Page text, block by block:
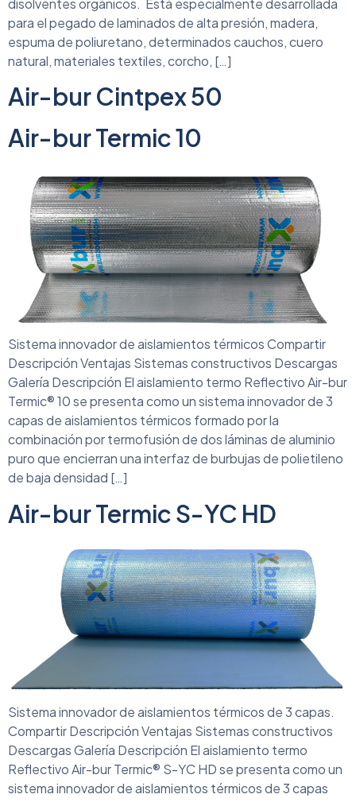
para el pegado de laminados de alta presión, madera,
espuma de poliuretano, determinados cauchos, cuero
natural, materiales textiles, corcho, […]
Air-bur Cintpex 50
Air-bur Termic 10
Sistema innovador de aislamientos térmicos Compartir
Descripción Ventajas Sistemas constructivos Descargas
Galería Descripción El aislamiento termo Reflectivo Air-bur
Termic® 10 se presenta como un sistema innovador de 3
capas de aislamientos térmicos formado por la
combinación por termofusión de dos láminas de aluminio
puro que encierran una interfaz de burbujas de polietileno
de baja densidad […]
Air-bur Termic S-YC HD
Sistema innovador de aislamientos térmicos de 3 capas.
Compartir Descripción Ventajas Sistemas constructivos
Descargas Galería Descripción El aislamiento termo
Reflectivo Air-bur Termic® S-YC HD se presenta como un
sistema innovador de aislamientos térmicos de 3 capas